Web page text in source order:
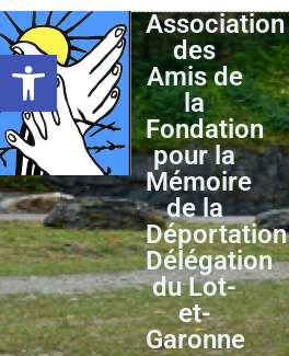
Ouvrir la barre d’outils
Association
des
Amis de
la
Fondation
pour la
Mémoire
de la
Déportation
Délégation
du Lot-
et-
Garonne